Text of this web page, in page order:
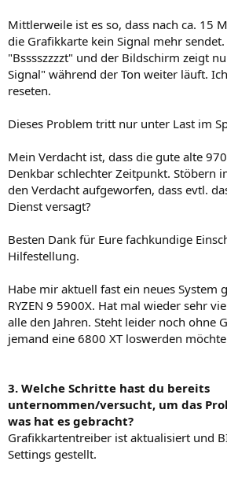
Mittlerweile ist es so, dass nach ca. 15
die Grafikkarte kein Signal mehr
"Bsssszzzzt" und der Bildschirm zeigt
Signal" während der Ton weiter läuft.
reseten.
Dieses Problem tritt nur unter Last im
Mein Verdacht ist, dass die gute alte
Denkbar schlechter Zeitpunkt. Stöbern
den Verdacht aufgeworfen, dass evtl.
Dienst versagt?
Besten Dank für Eure fachkundige
Hilfestellung.
Habe mir aktuell fast ein neues System
RYZEN 9 5900X. Hat mal wieder sehr
alle den Jahren. Steht leider noch ohne
jemand eine 6800 XT loswerden
3. Welche Schritte hast du bereits
unternommen/versucht, um das
was hat es gebracht?
Grafikkartentreiber ist aktualisiert und
Settings gestellt.